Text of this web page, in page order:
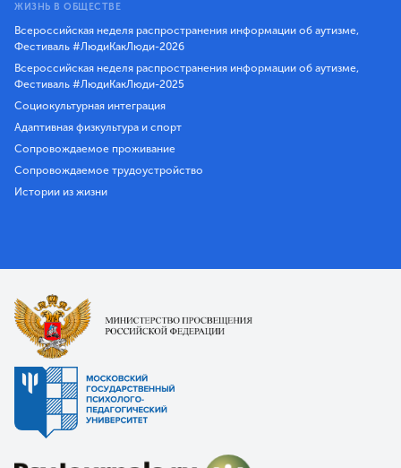
ЖИЗНЬ В ОБЩЕСТВЕ
Всероссийская неделя распространения информации об аутизме,
Фестиваль #ЛюдиКакЛюди-2026
Всероссийская неделя распространения информации об аутизме,
Фестиваль #ЛюдиКакЛюди-2025
Социокультурная интеграция
Адаптивная физкультура и спорт
Сопровождаемое проживание
Сопровождаемое трудоустройство
Истории из жизни